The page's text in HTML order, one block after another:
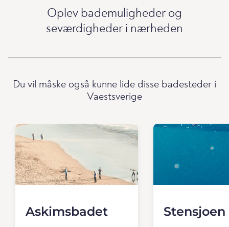
Oplev bademuligheder og
seværdigheder i nærheden
Du vil måske også kunne lide disse badesteder i
Vaestsverige
Askimsbadet Stensjoen